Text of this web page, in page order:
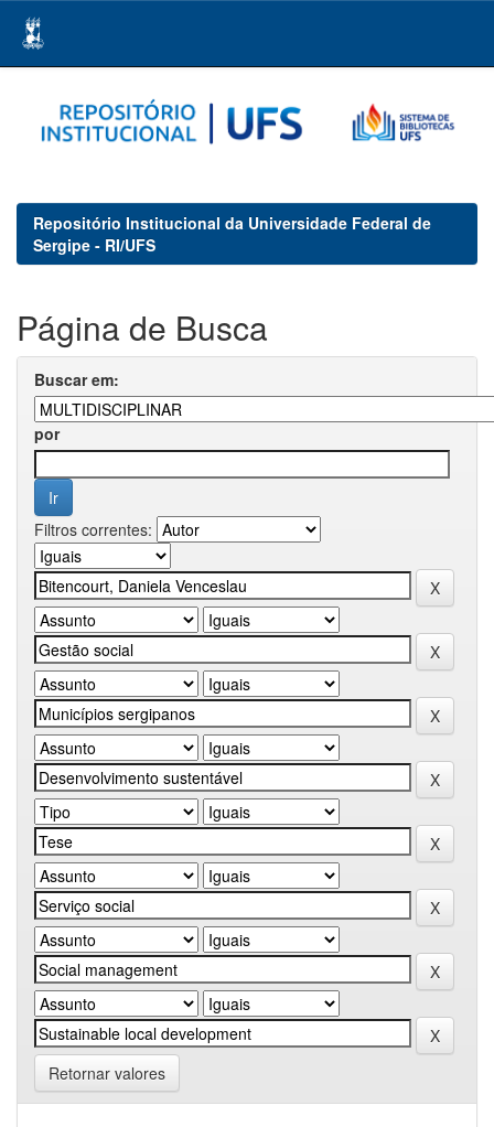
navigation
Repositório Institucional da Universidade Federal de
Sergipe - RI/UFS
Página de Busca
Buscar em:
por
Filtros correntes:
Retornar valores